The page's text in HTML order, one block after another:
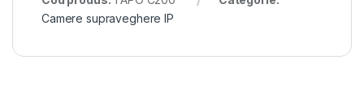
Camere supraveghere IP